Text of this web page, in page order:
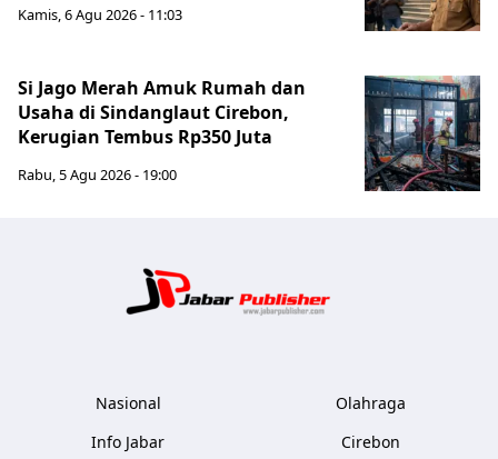
Kamis, 6 Agu 2026 - 11:03
Si Jago Merah Amuk Rumah dan
Usaha di Sindanglaut Cirebon,
Kerugian Tembus Rp350 Juta
Rabu, 5 Agu 2026 - 19:00
Nasional
Info Jabar
Olahraga
Cirebon